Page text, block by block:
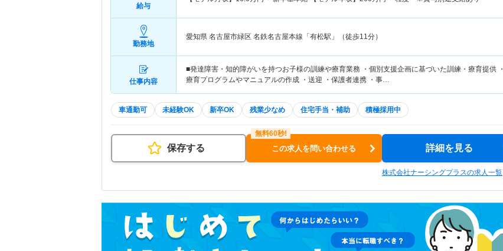
給与
勤務地
愛知県 名古屋市緑区 名鉄名古屋本線「有松駅」（徒歩11分）
仕事内容
■発達障害・知的障がいを持つお子様の訓練や療育業務 ・個別支援企画に基づいた訓練・療育提供 ・
療育プログラムやマニュアルの作成 ・送迎 ・保護者連携 ・事…
車通勤可 未経験OK 新卒OK 残業少なめ 住宅手当・補助 積極採用中
保存する この求人を問い合わせる 詳細を見る
株式会社ナーシングプラスの求人一覧